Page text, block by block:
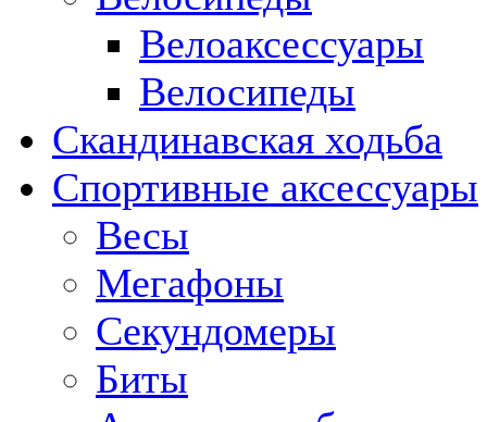
Велоаксессуары
Велосипеды
Скандинавская ходьба
Спортивные аксессуары
Весы
Мегафоны
Секундомеры
Биты